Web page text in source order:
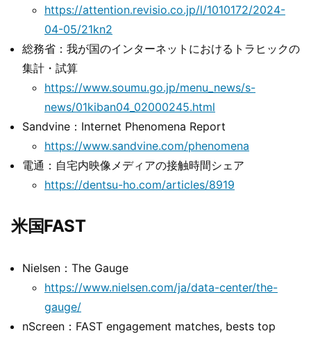
https://attention.revisio.co.jp/l/1010172/2024-
04-05/21kn2
総務省：我が国のインターネットにおけるトラヒックの
集計・試算
https://www.soumu.go.jp/menu_news/s-
news/01kiban04_02000245.html
Sandvine：Internet Phenomena Report
https://www.sandvine.com/phenomena
電通：自宅内映像メディアの接触時間シェア
https://dentsu-ho.com/articles/8919
米国FAST
Nielsen：The Gauge
https://www.nielsen.com/ja/data-center/the-
gauge/
nScreen：FAST engagement matches, bests top